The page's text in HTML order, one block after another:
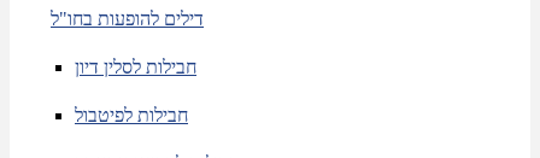
דילים להופעות בחו"ל
חבילות לסלין דיון
חבילות לפיטבול